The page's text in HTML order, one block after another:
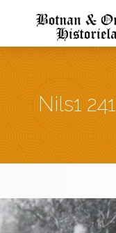
Nils1 241